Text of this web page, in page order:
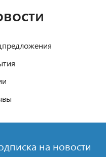
на новости